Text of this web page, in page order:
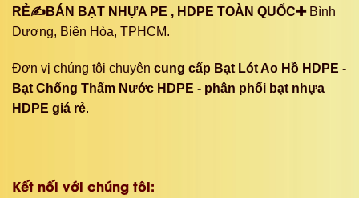
RẺ✍BÁN BẠT NHỰA PE , HDPE TOÀN QUỐC✚Bình
Dương, Biên Hòa, TPHCM.
Đơn vị chúng tôi chuyên cung cấp Bạt Lót Ao Hồ HDPE -
Bạt Chống Thấm Nước HDPE - phân phối bạt nhựa
HDPE giá rẻ.
Kết nối với chúng tôi: